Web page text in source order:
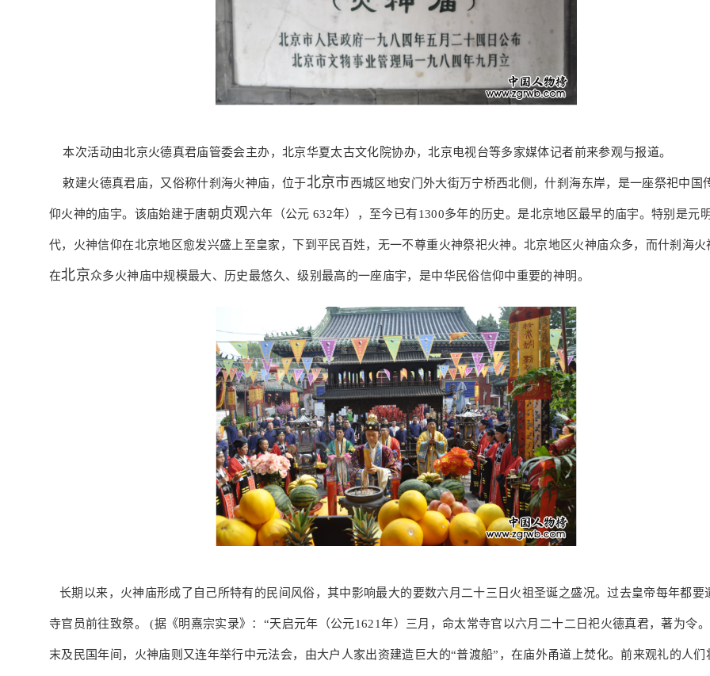
本次活动由北京火德真君庙管委会主办，北京华夏太古文化院协办，北京电视台等多家媒体记者前来参观与报道。
敕建火德真君庙，又俗称什刹海火神庙，位于北京市西城区地安门外大街万宁桥西北侧，什刹海东岸，是一座祭祀中国
仰火神的庙宇。该庙始建于唐朝 贞观六年（公元 632年），至今已有1300多年的历史。是北京地区最早的庙宇。特别是元
代，火神信仰在北京地区愈发兴盛上至皇家，下到平民百姓，无一不尊重火神祭祀火神。北京地区火神庙众多，而什刹海火
在北京众多火神庙中规模最大、历史最悠久、级别最高的一座庙宇，是中华民俗信仰中重要的神明。
长期以来，火神庙形成了自己所特有的民间风俗，其中影响最大的要数六月二十三日火祖圣诞之盛况。过去皇帝每年都要
寺官员前往致祭。 (据《明熹宗实录》：“天启元年（公元1621年）三月，命太常寺官以六月二十二日祀火德真君，著为令
末及民国年间，火神庙则又连年举行中元法会，由大户人家出资建造巨大的“普渡船”，在庙外甬道上焚化。前来观礼的人们